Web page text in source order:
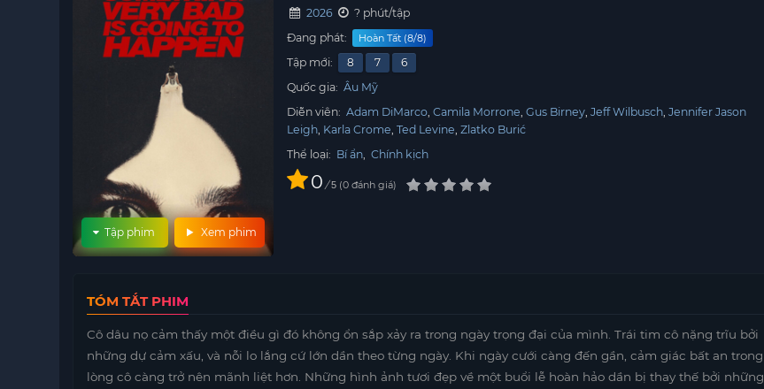
Xem phim
Tập phim
2026
? phút/tập
Đang phát:
Hoàn Tất (8/8)
Tập mới: 8 7
6
Quốc gia: Âu Mỹ
Diễn viên: Adam DiMarco Camila Morrone Gus Birney Jeff Wilbusch Jennifer Jason
Leigh Karla Crome Ted Levine Zlatko Burić
Thể loại: Bí ẩn, Chính kịch
0 / 5 0 đánh giá
TÓM TẮT PHIM
Cô dâu nọ cảm thấy một điều gì đó không ổn sắp xảy ra trong ngày trọng đại của mình. Trái tim cô nặng trĩu bởi
những dự cảm xấu, và nỗi lo lắng cứ lớn dần theo từng ngày. Khi ngày cưới càng đến gần, cảm giác bất an trong
lòng cô càng trở nên mãnh liệt hơn. Những hình ảnh tươi đẹp về một buổi lễ hoàn hảo dần bị thay thế bởi những